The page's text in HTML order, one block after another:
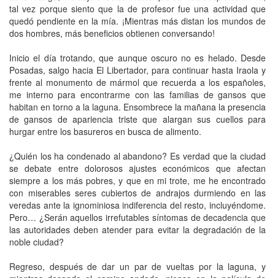
tal vez porque siento que la de profesor fue una actividad que
quedó pendiente en la mía. ¡Mientras más distan los mundos de
dos hombres, más beneficios obtienen conversando!
Inicio el día trotando, que aunque oscuro no es helado. Desde
Posadas, salgo hacia El Libertador, para continuar hasta Iraola y
frente al monumento de mármol que recuerda a los españoles,
me interno para encontrarme con las familias de gansos que
habitan en torno a la laguna. Ensombrece la mañana la presencia
de gansos de apariencia triste que alargan sus cuellos para
hurgar entre los basureros en busca de alimento.
¿Quién los ha condenado al abandono? Es verdad que la ciudad
se debate entre dolorosos ajustes económicos que afectan
siempre a los más pobres, y que en mi trote, me he encontrado
con miserables seres cubiertos de andrajos durmiendo en las
veredas ante la ignominiosa indiferencia del resto, incluyéndome.
Pero… ¿Serán aquellos irrefutables síntomas de decadencia que
las autoridades deben atender para evitar la degradación de la
noble ciudad?
Regreso, después de dar un par de vueltas por la laguna, y